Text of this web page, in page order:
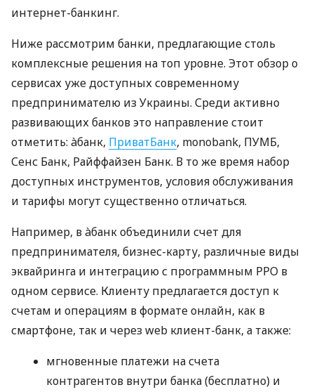
интернет-банкинг.
Ниже рассмотрим банки, предлагающие столь
комплексные решения на топ уровне. Этот обзор о
сервисах уже доступных современному
предпринимателю из Украины. Среди активно
развивающих банков это направление стоит
отметить: àбанк, ПриватБанк, monobank, ПУМБ,
Сенс Банк, Райффайзен Банк. В то же время набор
доступных инструментов, условия обслуживания
и тарифы могут существенно отличаться.
Например, в àбанк объединили счет для
предпринимателя, бизнес-карту, различные виды
эквайринга и интеграцию с программным РРО в
одном сервисе. Клиенту предлагается доступ к
счетам и операциям в формате онлайн, как в
смартфоне, так и через web клиент-банк, а также:
мгновенные платежи на счета
контрагентов внутри банка (бесплатно) и